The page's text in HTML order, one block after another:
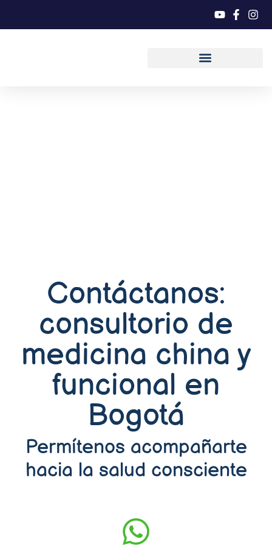
Contáctanos:
consultorio de
medicina china y
funcional en
Bogotá
Permítenos acompañarte
hacia la salud consciente